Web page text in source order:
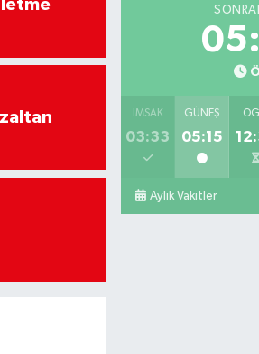
İMSAK
03:33
GÜNEŞ
05:15
Aylık Vakitler